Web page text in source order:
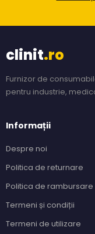
clinit.ro
Furnizor de
pentru industrie,
Informații
Despre noi
Politica de returnare
Politica de rambursare
Termeni și condiții
Termeni de utilizare